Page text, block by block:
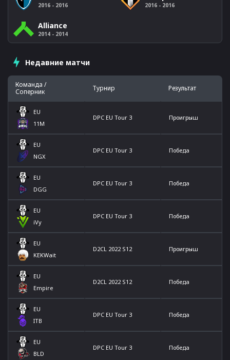
Недавние матчи
Команда /
Соперник
Турнир Результат
EU
11M
DPC EU Tour 3 Проигрыш
EU
NGX
DPC EU Tour 3 Победа
EU
DGG
DPC EU Tour 3 Победа
EU
iVy
DPC EU Tour 3 Победа
EU
KEKWait
D2CL 2022 S12 Проигрыш
EU
Empire
D2CL 2022 S12 Победа
EU
ITB
DPC EU Tour 3 Победа
EU
BLD
DPC EU Tour 3 Победа
2016 - 2016 2016 - 2016
Alliance
2014 - 2014